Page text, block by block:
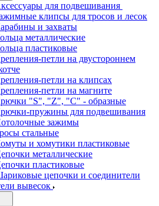
для подвешивания
клипсы для тросов и лесок
и захваты
металлические
пластиковые
петли на двустороннем
петли на клипсах
петли на магните
"S", "Z", "C" - образные
пружины для подвешивания
зажимы
стальные
и хомутики пластиковые
металлические
пластиковые
цепочки и соединители
вывесок